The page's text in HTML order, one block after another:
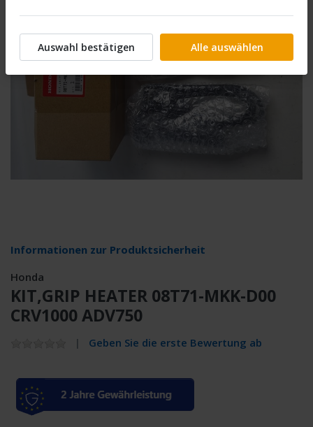
Informationen zur Produktsicherheit
Honda
KIT,GRIP HEATER 08T71-MKK-D00
CRV1000 ADV750
Geben Sie die erste Bewertung ab
Auswahl bestätigen Alle auswählen